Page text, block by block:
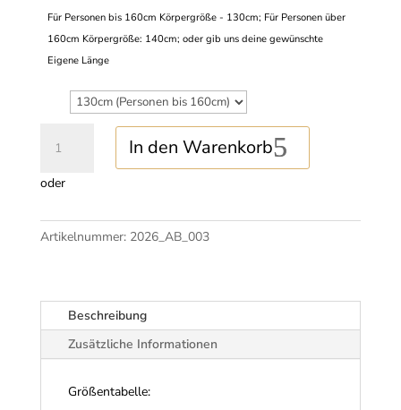
Für Personen bis 160cm Körpergröße - 130cm; Für Personen über
160cm Körpergröße: 140cm; oder gib uns deine gewünschte
Eigene Länge
"Onda
In den Warenkorb
oder
Artikelnummer: 2026_AB_003
Beschreibung
Zusätzliche Informationen
Größentabelle: